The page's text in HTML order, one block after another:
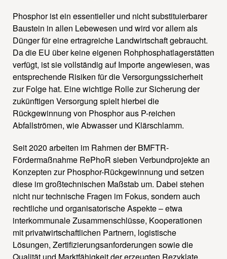
Phosphor ist ein essentieller und nicht substituierbarer
Baustein in allen Lebewesen und wird vor allem als
Dünger für eine ertragreiche Landwirtschaft gebraucht.
Da die EU über keine eigenen Rohphosphatlagerstätten
verfügt, ist sie vollständig auf Importe angewiesen, was
entsprechende Risiken für die Versorgungssicherheit
zur Folge hat. Eine wichtige Rolle zur Sicherung der
zukünftigen Versorgung spielt hierbei die
Rückgewinnung von Phosphor aus P-reichen
Abfallströmen, wie Abwasser und Klärschlamm.
Seit 2020 arbeiten im Rahmen der BMFTR-
Fördermaßnahme RePhoR sieben Verbundprojekte an
Konzepten zur Phosphor-Rückgewinnung und setzen
diese im großtechnischen Maßstab um. Dabei stehen
nicht nur technische Fragen im Fokus, sondern auch
rechtliche und organisatorische Aspekte – etwa
interkommunale Zusammenschlüsse, Kooperationen
mit privatwirtschaftlichen Partnern, logistische
Lösungen, Zertifizierungsanforderungen sowie die
Qualität und Marktfähigkeit der erzeugten Rezyklate.